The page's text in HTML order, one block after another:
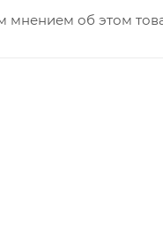
мнением об этом